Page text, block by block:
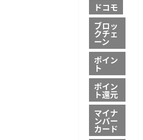
ドコモ
ブロッ
クチェ
ーン
ポイン
ト
ポイン
ト還元
マイナ
ンバー
カード